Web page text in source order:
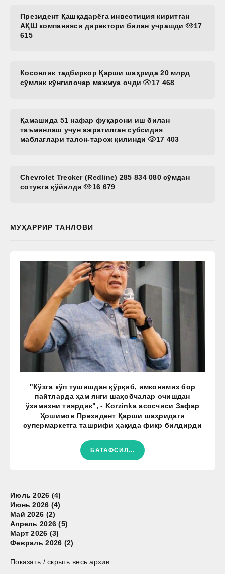
Президент Қашқадарёга инвестиция киритган
АҚШ компанияси директори билан учрашди
17
615
Косонлик тадбиркор Қарши шаҳрида 20 млрд
сўмлик кўнгилочар мажмуа очди
17 468
Қамашида 51 нафар фуқарони иш билан
таъминлаш учун ажратилган субсидия
маблағлари талон-тарож қилинди
17 403
Chevrolet Trecker (Redline) 285 834 080 сўмдан
сотувга қўйилди
16 679
МУҲАРРИР ТАНЛОВИ
"Кўзга кўп тушишдан қўрқиб, имконимиз бор
пайтларда ҳам янги шаҳобчалар очишдан
ўзимизни тиярдик", - Korzinka асосчиси Зафар
Ҳошимов Президент Қарши шаҳридаги
супермаркетга ташрифи ҳақида фикр билдирди
БАТАФСИЛ...
Июль 2026 (4)
Июнь 2026 (4)
Май 2026 (2)
Апрель 2026 (5)
Март 2026 (3)
Февраль 2026 (2)
Показать / скрыть весь архив